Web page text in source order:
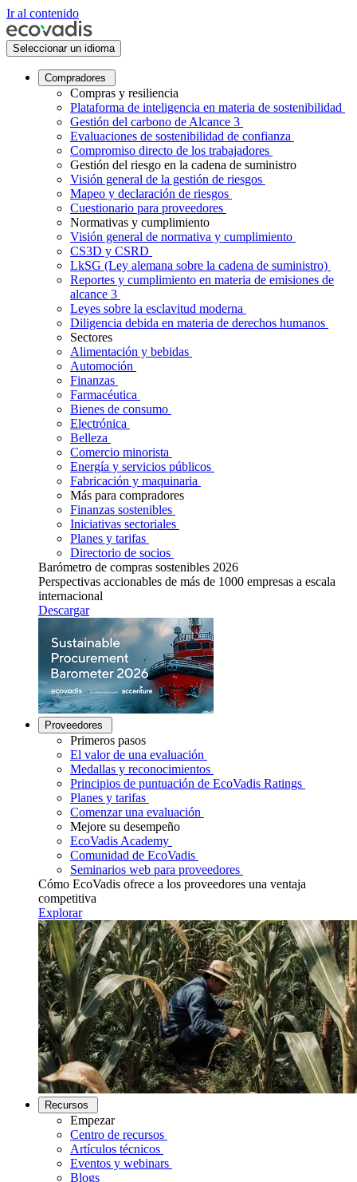
Ir al contenido
Seleccionar un idioma
Compradores
Compras y resiliencia
Plataforma de inteligencia en materia de sostenibilidad
Gestión del carbono de Alcance 3
Evaluaciones de sostenibilidad de confianza
Compromiso directo de los trabajadores
Gestión del riesgo en la cadena de suministro
Visión general de la gestión de riesgos
Mapeo y declaración de riesgos
Cuestionario para proveedores
Normativas y cumplimiento
Visión general de normativa y cumplimiento
CS3D y CSRD
LkSG (Ley alemana sobre la cadena de suministro)
Reportes y cumplimiento en materia de emisiones de
alcance 3
Leyes sobre la esclavitud moderna
Diligencia debida en materia de derechos humanos
Sectores
Alimentación y bebidas
Automoción
Finanzas
Farmacéutica
Bienes de consumo
Electrónica
Belleza
Comercio minorista
Energía y servicios públicos
Fabricación y maquinaria
Más para compradores
Finanzas sostenibles
Iniciativas sectoriales
Planes y tarifas
Directorio de socios
Barómetro de compras sostenibles 2026
Perspectivas accionables de más de 1000 empresas a escala
internacional
Descargar
Proveedores
Primeros pasos
El valor de una evaluación
Medallas y reconocimientos
Principios de puntuación de EcoVadis Ratings
Planes y tarifas
Comenzar una evaluación
Mejore su desempeño
EcoVadis Academy
Comunidad de EcoVadis
Seminarios web para proveedores
Cómo EcoVadis ofrece a los proveedores una ventaja
competitiva
Explorar
Recursos
Empezar
Centro de recursos
Artículos técnicos
Eventos y webinars
Blogs